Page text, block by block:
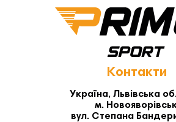
Контакти
Україна, Львівська
м.
вул. Степана